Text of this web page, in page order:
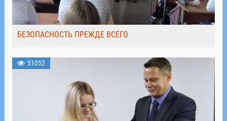
БЕЗОПАСНОСТЬ ПРЕЖДЕ ВСЕГО
51052